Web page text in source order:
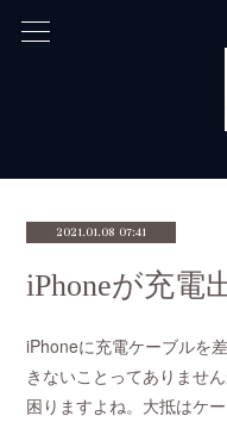
2021.01.08 07:41
iPhoneが充電
iPhoneに充電ケーブルを
きないことってありませ
困りますよね。大抵はケ